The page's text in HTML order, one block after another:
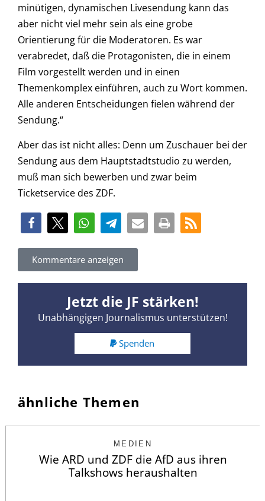
minütigen, dynamischen Livesendung kann das
aber nicht viel mehr sein als eine grobe
Orientierung für die Moderatoren. Es war
verabredet, daß die Protagonisten, die in einem
Film vorgestellt werden und in einen
Themenkomplex einführen, auch zu Wort kommen.
Alle anderen Entscheidungen fielen während der
Sendung.“
Aber das ist nicht alles: Denn um Zuschauer bei der
Sendung aus dem Hauptstadtstudio zu werden,
muß man sich bewerben und zwar beim
Ticketservice des ZDF.
Kommentare anzeigen
Jetzt die JF stärken!
Unabhängigen Journalismus unterstützen!
Spenden
ähnliche Themen
MEDIEN
Wie ARD und ZDF die AfD aus ihren
Talkshows heraushalten